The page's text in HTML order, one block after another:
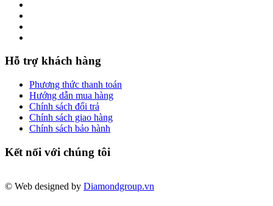
Hỗ trợ khách hàng
Phương thức thanh toán
Hướng dẫn mua hàng
Chính sách đổi trả
Chính sách giao hàng
Chính sách bảo hành
Kết nối với chúng tôi
© Web designed by Diamondgroup.vn